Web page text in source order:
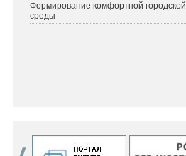
Формирование комфортной городской
среды